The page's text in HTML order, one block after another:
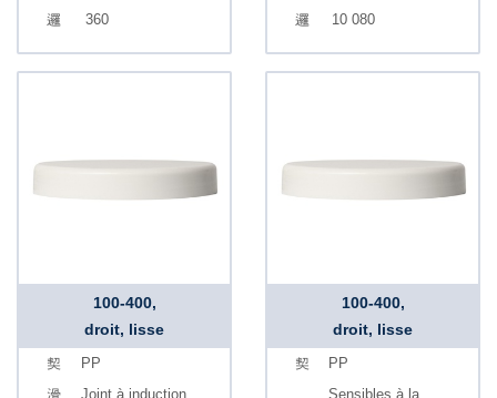
360
10 080
100-400,
droit, lisse
PP
Joint à induction
100-400,
droit, lisse
PP
Sensibles à la